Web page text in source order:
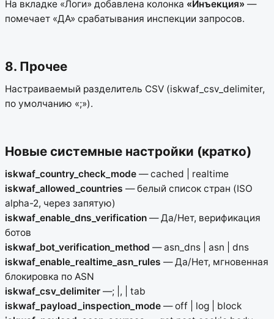
На вкладке «Логи» добавлена колонка «Инъекция» —
помечает «ДА» срабатывания инспекции запросов.
8. Прочее
Настраиваемый разделитель CSV (iskwaf_csv_delimiter,
по умолчанию «;»).
Новые системные настройки (кратко)
iskwaf_country_check_mode — cached | realtime
iskwaf_allowed_countries — белый список стран (ISO
alpha-2, через запятую)
iskwaf_enable_dns_verification — Да/Нет, верификация
ботов
iskwaf_bot_verification_method — asn_dns | asn | dns
iskwaf_enable_realtime_asn_rules — Да/Нет, мгновенная
блокировка по ASN
iskwaf_csv_delimiter —; |, | tab
iskwaf_payload_inspection_mode — off | log | block